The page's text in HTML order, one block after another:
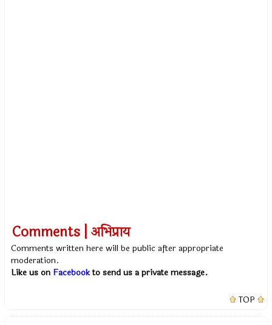
Comments | अभिप्राय
Comments written here will be public after appropriate
moderation.
Like us on Facebookto send us a private message.
TOP